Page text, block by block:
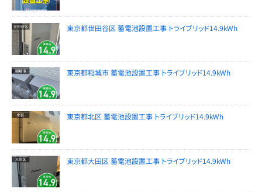
東京都世田谷区 蓄電池設置工事 トライブリッド14.9kWh
東京都稲城市 蓄電池設置工事 トライブリッド14.9kWh
東京都北区 蓄電池設置工事 トライブリッド14.9kWh
東京都大田区 蓄電池設置工事 トライブリッド14.9kWh